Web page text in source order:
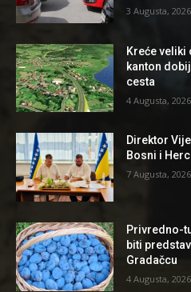
3 Augusta, 2026
Kreće veliki
kanton
cesta
4 Augusta, 2026
Direktor
Bosni i
7 Augusta, 2026
Privredno-
biti
Gradačcu
4 Augusta, 2026